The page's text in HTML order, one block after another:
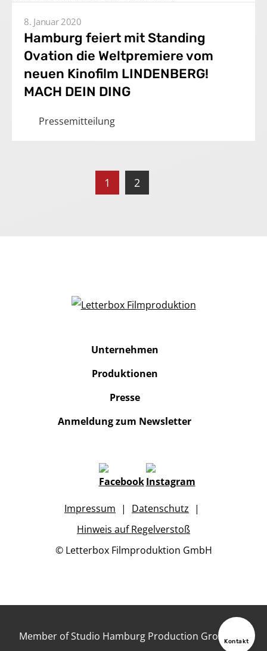
8. Januar 2020
Hamburg feiert mit Standing
Ovation die Weltpremiere vom
neuen Kinofilm LINDENBERG!
MACH DEIN DING
Pressemitteilung
1 2
Unternehmen
Produktionen
Presse
Anmeldung zum Newsletter
Impressum
Datenschutz
Hinweis auf Regelverstoß
© Letterbox Filmproduktion GmbH
Member of Studio Hamburg Production GroupKontakt